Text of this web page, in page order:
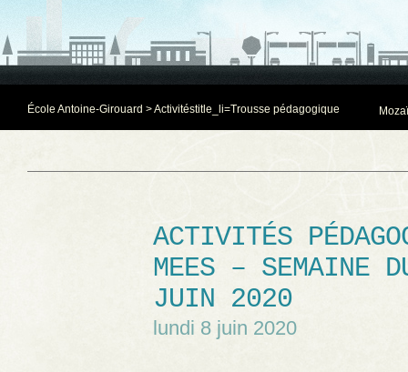
École Antoine-Girouard >Activitéstitle_li=Trousse pédagogique
ACTIVITÉS
MEES – SEMAINE
JUIN 2020
lundi 8 juin 2020